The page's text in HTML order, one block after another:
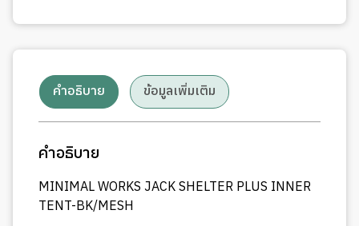
คำอธิบาย ข้อมูลเพิ่มเติม
คำอธิบาย
MINIMAL WORKS JACK SHELTER PLUS INNER
TENT-BK/MESH